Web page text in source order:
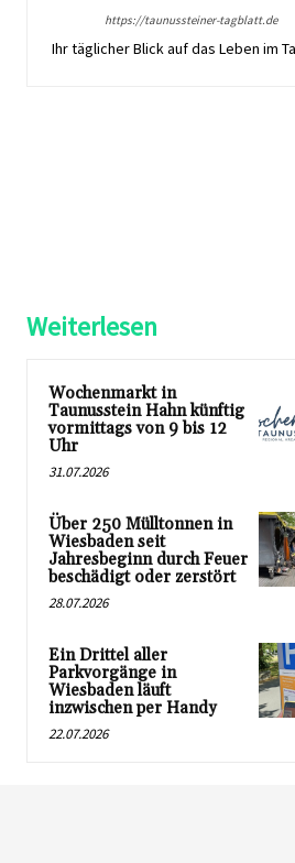
https://taunussteiner-tagblatt.de
Ihr täglicher Blick auf das Leben im
Weiterlesen
Wochenmarkt in
Taunusstein Hahn künftig
vormittags von 9 bis 12
Uhr
31.07.2026
Über 250 Mülltonnen in
Wiesbaden seit
Jahresbeginn durch Feuer
beschädigt oder zerstört
28.07.2026
Ein Drittel aller
Parkvorgänge in
Wiesbaden läuft
inzwischen per Handy
22.07.2026